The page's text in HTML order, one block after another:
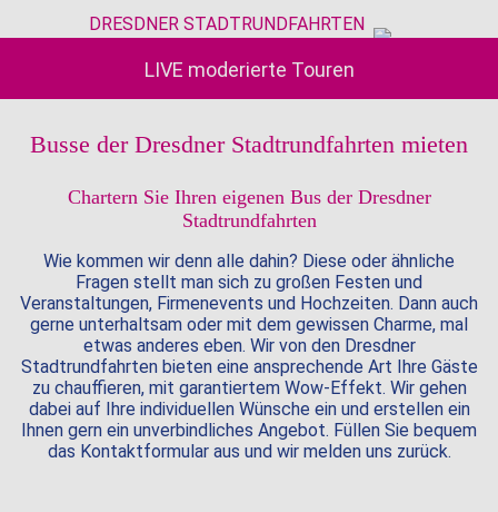
DRESDNER STADTRUNDFAHRTEN
LIVE moderierte Touren
Busse der Dresdner Stadtrundfahrten mieten
Chartern Sie Ihren eigenen Bus der Dresdner
Stadtrundfahrten
Wie kommen wir denn alle dahin? Diese oder ähnliche
Fragen stellt man sich zu großen Festen und
Veranstaltungen, Firmenevents und Hochzeiten. Dann auch
gerne unterhaltsam oder mit dem gewissen Charme, mal
etwas anderes eben. Wir von den Dresdner
Stadtrundfahrten bieten eine ansprechende Art Ihre Gäste
zu chauffieren, mit garantiertem Wow-Effekt. Wir gehen
dabei auf Ihre individuellen Wünsche ein und erstellen ein
Ihnen gern ein unverbindliches Angebot. Füllen Sie bequem
das Kontaktformular aus und wir melden uns zurück.